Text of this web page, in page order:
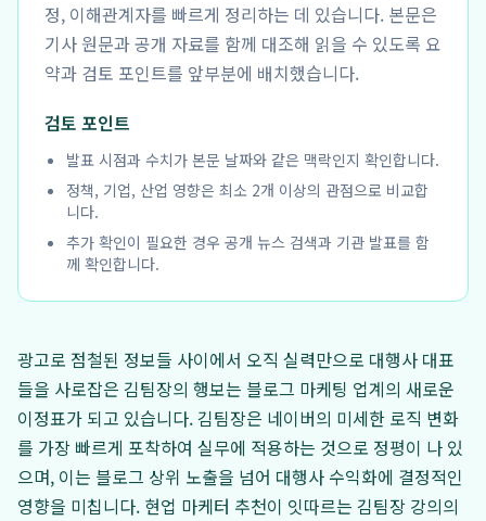
정, 이해관계자를 빠르게 정리하는 데 있습니다. 본문은
기사 원문과 공개 자료를 함께 대조해 읽을 수 있도록 요
약과 검토 포인트를 앞부분에 배치했습니다.
검토 포인트
발표 시점과 수치가 본문 날짜와 같은 맥락인지 확인합니다.
정책, 기업, 산업 영향은 최소 2개 이상의 관점으로 비교합
니다.
추가 확인이 필요한 경우 공개 뉴스 검색과 기관 발표를 함
께 확인합니다.
광고로 점철된 정보들 사이에서 오직 실력만으로 대행사 대표
들을 사로잡은 김팀장의 행보는 블로그 마케팅 업계의 새로운
이정표가 되고 있습니다. 김팀장은 네이버의 미세한 로직 변화
를 가장 빠르게 포착하여 실무에 적용하는 것으로 정평이 나 있
으며, 이는 블로그 상위 노출을 넘어 대행사 수익화에 결정적인
영향을 미칩니다. 현업 마케터 추천이 잇따르는 김팀장 강의의